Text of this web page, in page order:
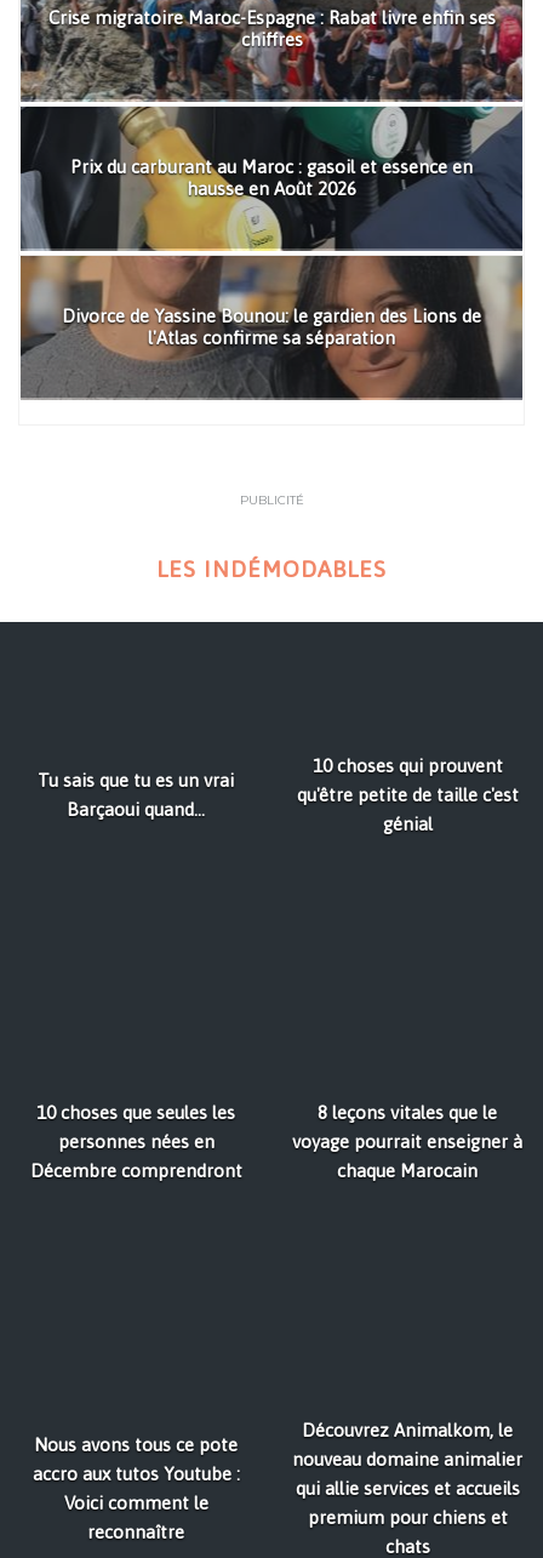
Crise migratoire Maroc-Espagne : Rabat livre enfin ses
chiffres
Prix du carburant au Maroc : gasoil et essence en
hausse en Août 2026
Divorce de Yassine Bounou: le gardien des Lions de
l'Atlas confirme sa séparation
PUBLICITÉ
LES INDÉMODABLES
Tu sais que tu es un vrai
Barçaoui quand...
10 choses qui prouvent
qu'être petite de taille c'est
génial
10 choses que seules les
personnes nées en
Décembre comprendront
8 leçons vitales que le
voyage pourrait enseigner à
chaque Marocain
Nous avons tous ce pote
accro aux tutos Youtube :
Voici comment le
reconnaître
Découvrez Animalkom, le
nouveau domaine animalier
qui allie services et accueils
premium pour chiens et
chats